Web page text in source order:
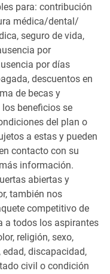
para: contribución
médica/dental/
seguro de vida,
por
por días
descuentos en
de becas y
beneficios se
del plan o
a estas y pueden
contacto con su
información.
abiertas y
también nos
competitivo de
a todos los aspirantes
religión, sexo,
discapacidad,
civil o condición